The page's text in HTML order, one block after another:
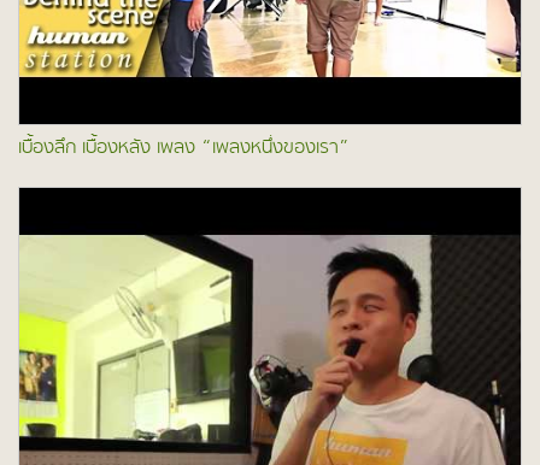
เบื้องลึก เบื้องหลัง เพลง “เพลงหนึ่งของเรา”